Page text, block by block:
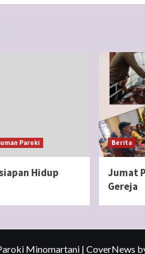
Paroki
Hidup
Berita
Jumat
Gereja
Minomartani | CoverNews